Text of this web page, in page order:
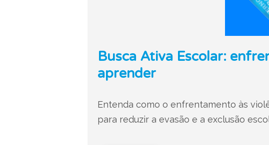
Busca Ativa Escolar:
aprender
Entenda como o enfrentamento às
para reduzir a evasão e a exclusão